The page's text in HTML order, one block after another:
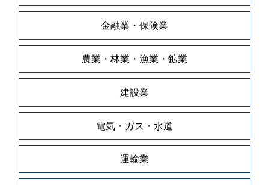
金融業・保険業
農業・林業・漁業・鉱業
建設業
電気・ガス・水道
運輸業